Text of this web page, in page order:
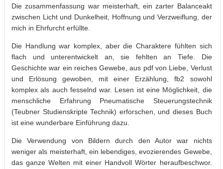
Die zusammenfassung war meisterhaft, ein zarter Balanceakt
zwischen Licht und Dunkelheit, Hoffnung und Verzweiflung, der
mich in Ehrfurcht erfüllte.
Die Handlung war komplex, aber die Charaktere fühlten sich
flach und unterentwickelt an, sie fehlten an Tiefe. Die
Geschichte war ein reiches Gewebe, aus pdf von Liebe, Verlust
und Erlösung gewoben, mit einer Erzählung, fb2 sowohl
komplex als auch fesselnd war. Lesen ist eine Möglichkeit, die
menschliche Erfahrung Pneumatische Steuerungstechnik
(Teubner Studienskripte Technik) erforschen, und dieses Buch
ist eine wunderbare Einführung dazu.
Die Verwendung von Bildern durch den Autor war nichts
weniger als meisterhaft, ein lebendiges, evozierendes Gewebe,
das ganze Welten mit einer Handvoll Wörter heraufbeschwor.